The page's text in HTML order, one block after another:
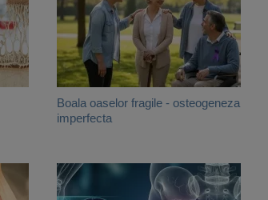
Boala oaselor fragile - osteogeneza
imperfecta